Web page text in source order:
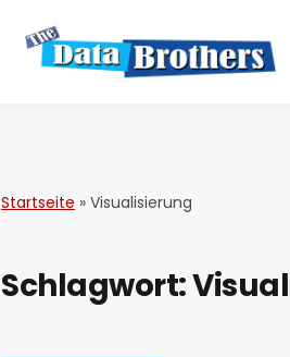
Startseite » Visualisierung
Schlagwort: